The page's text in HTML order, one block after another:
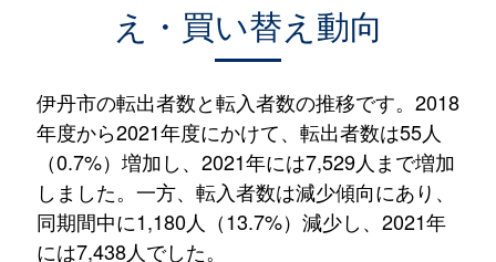
え・買い替え動向
伊丹市の転出者数と転入者数の推移です。2018
年度から2021年度にかけて、転出者数は55人
（0.7%）増加し、2021年には7,529人まで増加
しました。一方、転入者数は減少傾向にあり、
同期間中に1,180人（13.7%）減少し、2021年
には7,438人でした。